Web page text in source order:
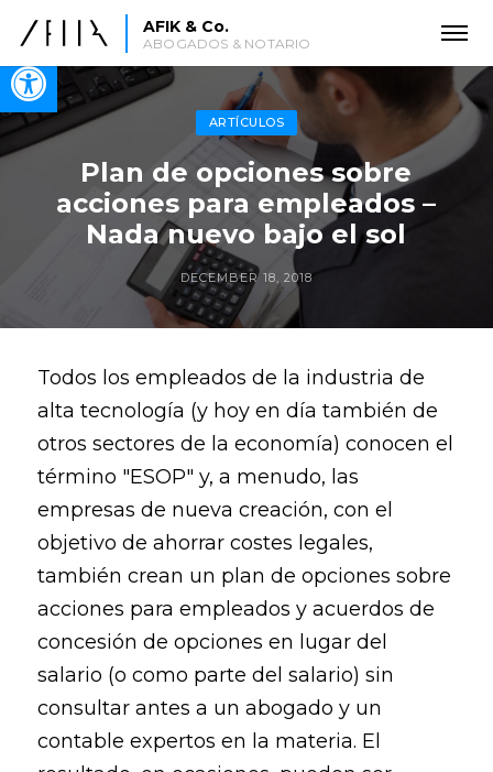
Open toolbar
AFIK & Co.
ABOGADOS & NOTARIO
ARTÍCULOS
Plan de opciones sobre
acciones para empleados –
Nada nuevo bajo el sol
DECEMBER 18, 2018
Todos los empleados de la industria de
alta tecnología (y hoy en día también de
otros sectores de la economía) conocen el
término "ESOP" y, a menudo, las
empresas de nueva creación, con el
objetivo de ahorrar costes legales,
también crean un plan de opciones sobre
acciones para empleados y acuerdos de
concesión de opciones en lugar del
salario (o como parte del salario) sin
consultar antes a un abogado y un
contable expertos en la materia. El